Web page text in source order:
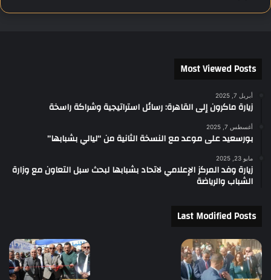
Most Viewed Posts
أبريل 7, 2025
زيارة ماكرون إلى القاهرة: رسائل استراتيجية وشراكة راسخة
أغسطس 7, 2025
بورسعيد على موعد مع النسخة الثانية من “ليالي بشبابها”
مايو 23, 2025
زيارة وفد المركز الإعلامي لاتحاد بشبابها لبحث سبل التعاون مع وزارة
الشباب والرياضة
Last Modified Posts